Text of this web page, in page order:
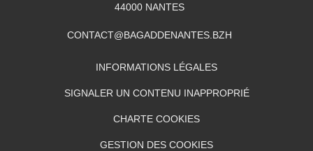
44000 NANTES
CONTACT@BAGADDENANTES.BZH
INFORMATIONS LÉGALES
SIGNALER UN CONTENU INAPPROPRIÉ
CHARTE COOKIES
GESTION DES COOKIES